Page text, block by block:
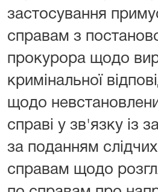
застосування
справам з
прокурора щодо
кримінальної
щодо
справі у зв'язку із
за поданням
справам щодо